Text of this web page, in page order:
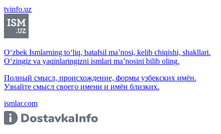
tvinfo.uz
O‘zbek Ismlarning to‘liq, batafsil ma’nosi, kelib chiqishi, shakllari.
O‘zingiz va yaqinlaringizni ismlari ma’nosini bilib oling.
Полный смысл, происхождение, формы узбекских имён.
Узнайте смысл своего имени и имён близких.
ismlar.com